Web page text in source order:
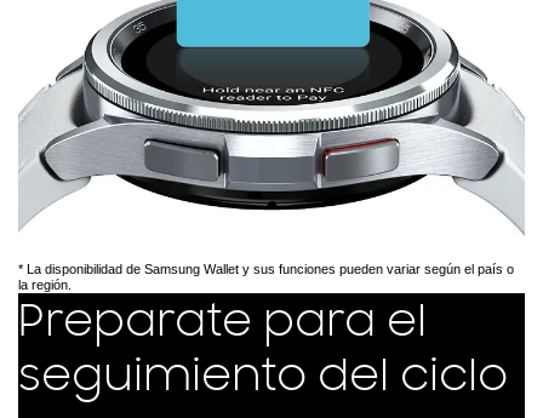
* La disponibilidad de Samsung Wallet y sus funciones pueden variar según el país o
la región.
Preparate para el
seguimiento del ciclo